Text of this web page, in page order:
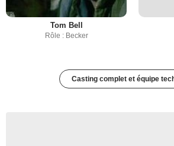
Tom Bell
Rôle : Becker
Casting complet et équipe